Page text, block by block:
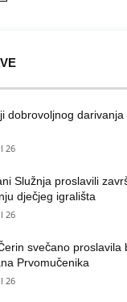
dobrovoljnog
26
Služnja proslavili
dječjeg igrališta
26
svečano proslavila
Prvomučenika
26